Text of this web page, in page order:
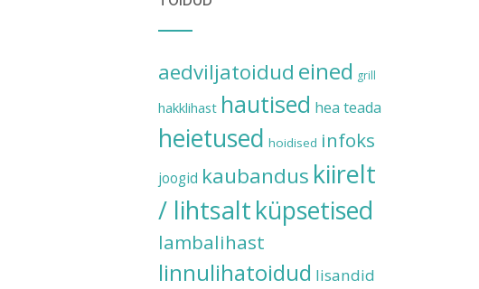
aedviljatoidud eined grill
hakklihast hautised hea teada
heietused hoidised infoks
joogid kaubandus kiirelt
/ lihtsaltküpsetised
lambalihast
linnulihatoidud lisandid